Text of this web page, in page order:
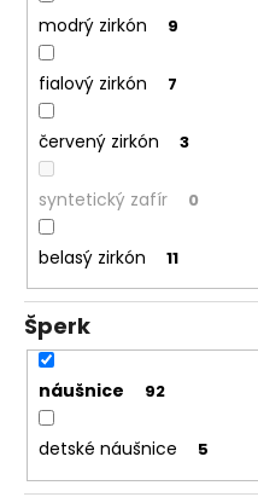
modrý zirkón 9
fialový zirkón 7
červený zirkón 3
syntetický zafír 0
belasý zirkón 11
Šperk
náušnice 92
detské náušnice 5